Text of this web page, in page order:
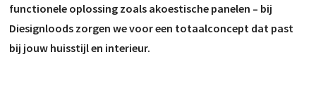
functionele oplossing zoals akoestische panelen – bij
Diesignloods zorgen we voor een totaalconcept dat past
bij jouw huisstijl en interieur.